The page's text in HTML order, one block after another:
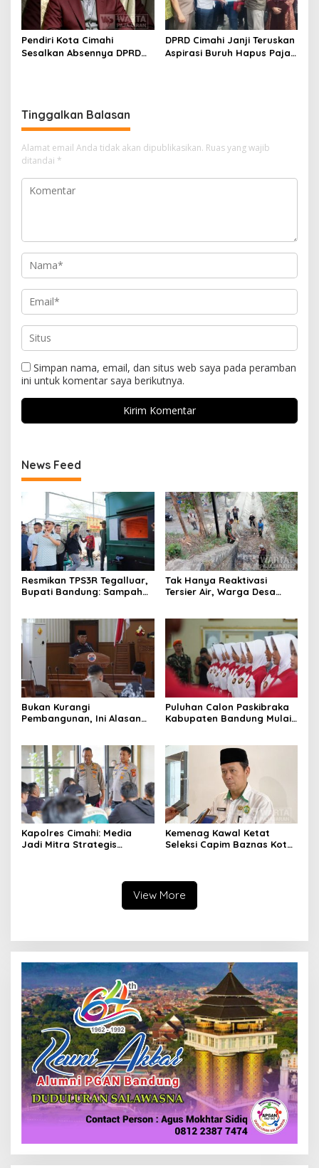
Pendiri Kota Cimahi
Sesalkan Absennya DPRD
DPRD Cimahi Janji Teruskan
Aspirasi Buruh Hapus Pajak
Tinggalkan Balasan
Alamat email Anda tidak akan dipublikasikan. Ruas yang wajib
ditandai *
Simpan nama, email, dan situs web saya pada peramban
ini untuk komentar saya berikutnya.
News Feed
Resmikan TPS3R Tegalluar,
Bupati Bandung: Sampah
Tak Hanya Reaktivasi
Tersier Air, Warga Desa
Bukan Kurangi
Pembangunan, Ini Alasan
Daerah
Puluhan Calon Paskibraka
Kabupaten Bandung Mulai
Kapolres Cimahi: Media
Jadi Mitra Strategis
Kemenag Kawal Ketat
Seleksi Capim Baznas Kota
View More